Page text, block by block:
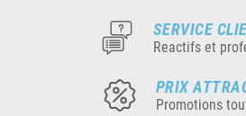
SERVICE
Reactifs et
PRIX
Promotions